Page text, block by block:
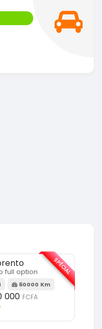
full option
60000 Km
000 FCFA
SPÉCIAL